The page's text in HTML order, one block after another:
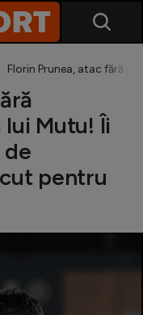
Florin Prunea, atac fără
Mutu! Îi
de
pentru